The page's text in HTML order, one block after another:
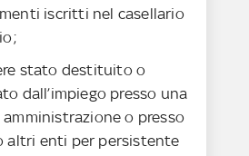
iscritti nel casellario
stato destituito o
dall’impiego presso una
o presso
altri enti per persistente